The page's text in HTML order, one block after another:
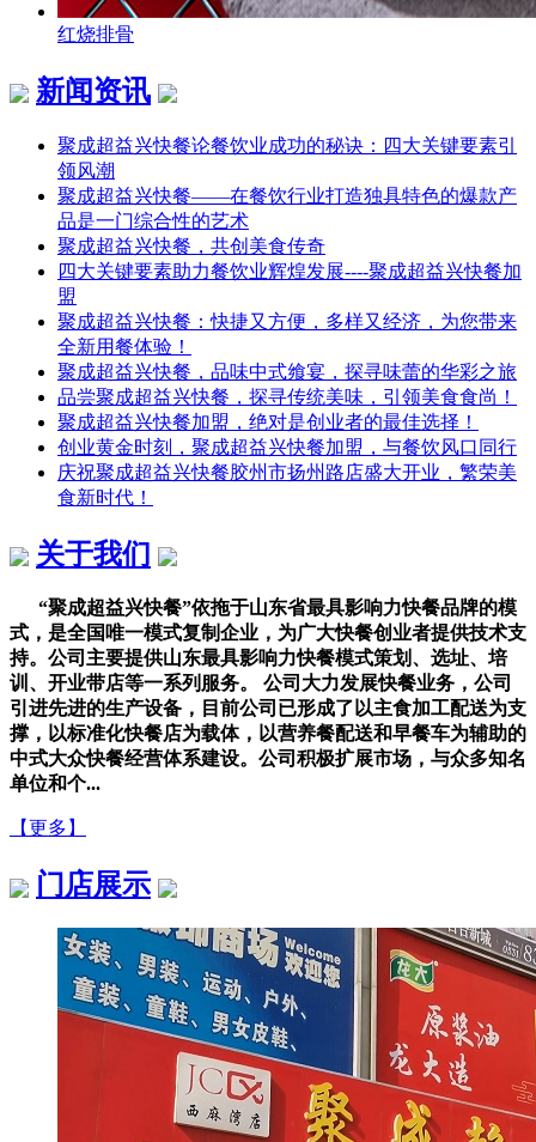
红烧排骨
新闻资讯
聚成超益兴快餐论餐饮业成功的秘诀：四大关键要素引
领风潮
聚成超益兴快餐——在餐饮行业打造独具特色的爆款产
品是一门综合性的艺术
聚成超益兴快餐，共创美食传奇
四大关键要素助力餐饮业辉煌发展----聚成超益兴快餐加
盟
聚成超益兴快餐：快捷又方便，多样又经济，为您带来
全新用餐体验！
聚成超益兴快餐，品味中式飨宴，探寻味蕾的华彩之旅
品尝聚成超益兴快餐，探寻传统美味，引领美食食尚！
聚成超益兴快餐加盟，绝对是创业者的最佳选择！
创业黄金时刻，聚成超益兴快餐加盟，与餐饮风口同行
庆祝聚成超益兴快餐胶州市扬州路店盛大开业，繁荣美
食新时代！
关于我们
“聚成超益兴快餐”依拖于山东省最具影响力快餐品牌的模
式，是全国唯一模式复制企业，为广大快餐创业者提供技术支
持。公司主要提供山东最具影响力快餐模式策划、选址、培
训、开业带店等一系列服务。 公司大力发展快餐业务，公司
引进先进的生产设备，目前公司已形成了以主食加工配送为支
撑，以标准化快餐店为载体，以营养餐配送和早餐车为辅助的
中式大众快餐经营体系建设。公司积极扩展市场，与众多知名
单位和个...
【更多】
门店展示